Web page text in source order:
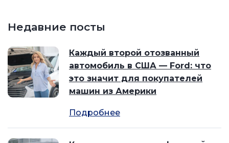
Недавние посты
Каждый второй отозванный
автомобиль в США — Ford: что
это значит для покупателей
машин из Америки
Подробнее